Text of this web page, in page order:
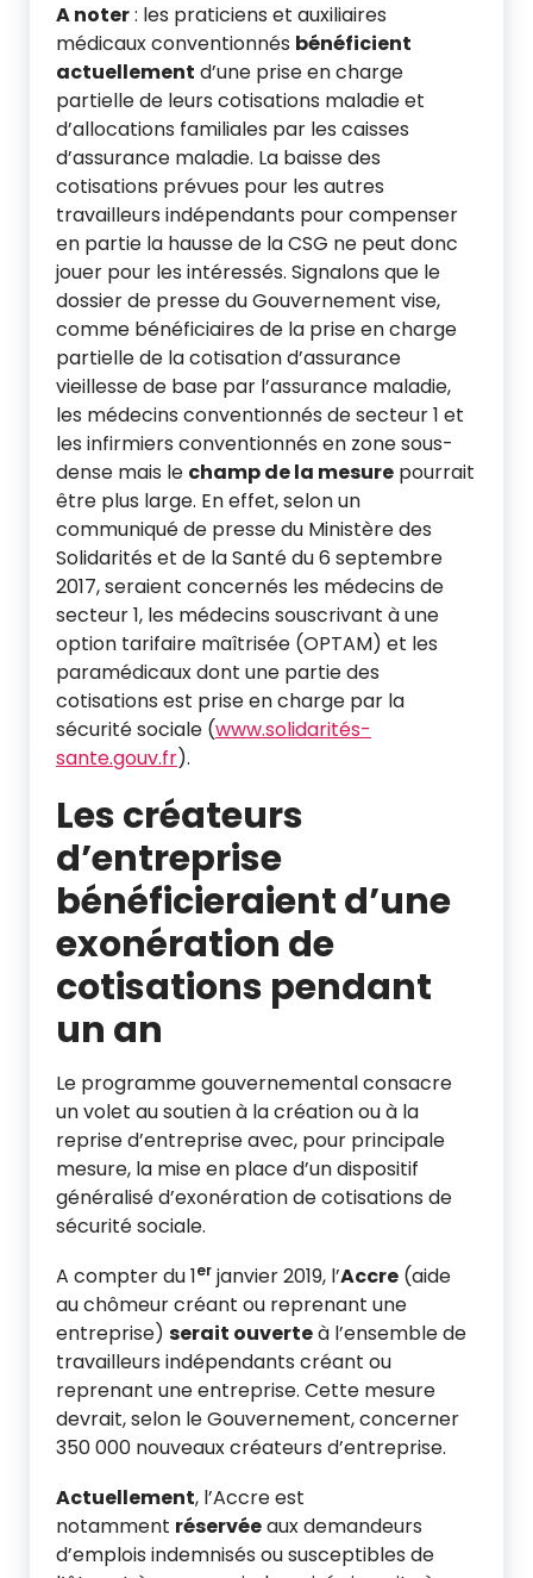
A noter: les praticiens et auxiliaires
médicaux conventionnés bénéficient
actuellement d’une prise en charge
partielle de leurs cotisations maladie et
d’allocations familiales par les caisses
d’assurance maladie. La baisse des
cotisations prévues pour les autres
travailleurs indépendants pour compenser
en partie la hausse de la CSG ne peut donc
jouer pour les intéressés. Signalons que le
dossier de presse du Gouvernement vise,
comme bénéficiaires de la prise en charge
partielle de la cotisation d’assurance
vieillesse de base par l’assurance maladie,
les médecins conventionnés de secteur 1 et
les infirmiers conventionnés en zone sous-
dense mais le champ de la mesure pourrait
être plus large. En effet, selon un
communiqué de presse du Ministère des
Solidarités et de la Santé du 6 septembre
2017, seraient concernés les médecins de
secteur 1, les médecins souscrivant à une
option tarifaire maîtrisée (OPTAM) et les
paramédicaux dont une partie des
cotisations est prise en charge par la
sécurité sociale (www.solidarités-
sante.gouv.fr).
Les créateurs
d’entreprise
bénéficieraient d’une
exonération de
cotisations pendant
un an
Le programme gouvernemental consacre
un volet au soutien à la création ou à la
reprise d’entreprise avec, pour principale
mesure, la mise en place d’un dispositif
généralisé d’exonération de cotisations de
sécurité sociale.
A compter du 1er janvier 2019, l’Accre (aide
au chômeur créant ou reprenant une
entreprise) serait ouverteà l’ensemble de
travailleurs indépendants créant ou
reprenant une entreprise. Cette mesure
devrait, selon le Gouvernement, concerner
350 000 nouveaux créateurs d’entreprise.
Actuellement, l’Accre est
notamment réservéeaux demandeurs
d’emplois indemnisés ou susceptibles de